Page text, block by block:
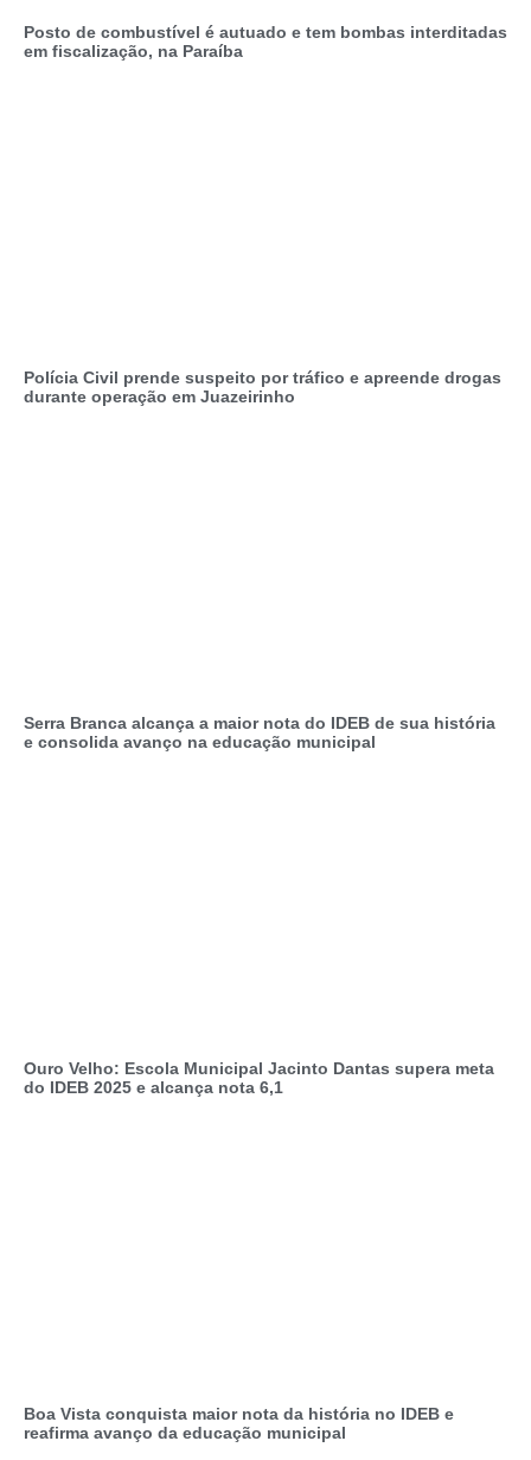
Posto de combustível é autuado e tem bombas interditadas
em fiscalização, na Paraíba
Polícia Civil prende suspeito por tráfico e apreende drogas
durante operação em Juazeirinho
Serra Branca alcança a maior nota do IDEB de sua história
e consolida avanço na educação municipal
Ouro Velho: Escola Municipal Jacinto Dantas supera meta
do IDEB 2025 e alcança nota 6,1
Boa Vista conquista maior nota da história no IDEB e
reafirma avanço da educação municipal